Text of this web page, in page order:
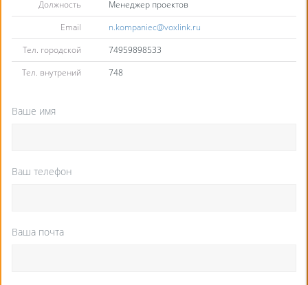
Должность
Менеджер проектов
Email
n.kompaniec@voxlink.ru
Тел. городской
74959898533
Тел. внутрений
748
Ваше имя
Ваш телефон
Ваша почта